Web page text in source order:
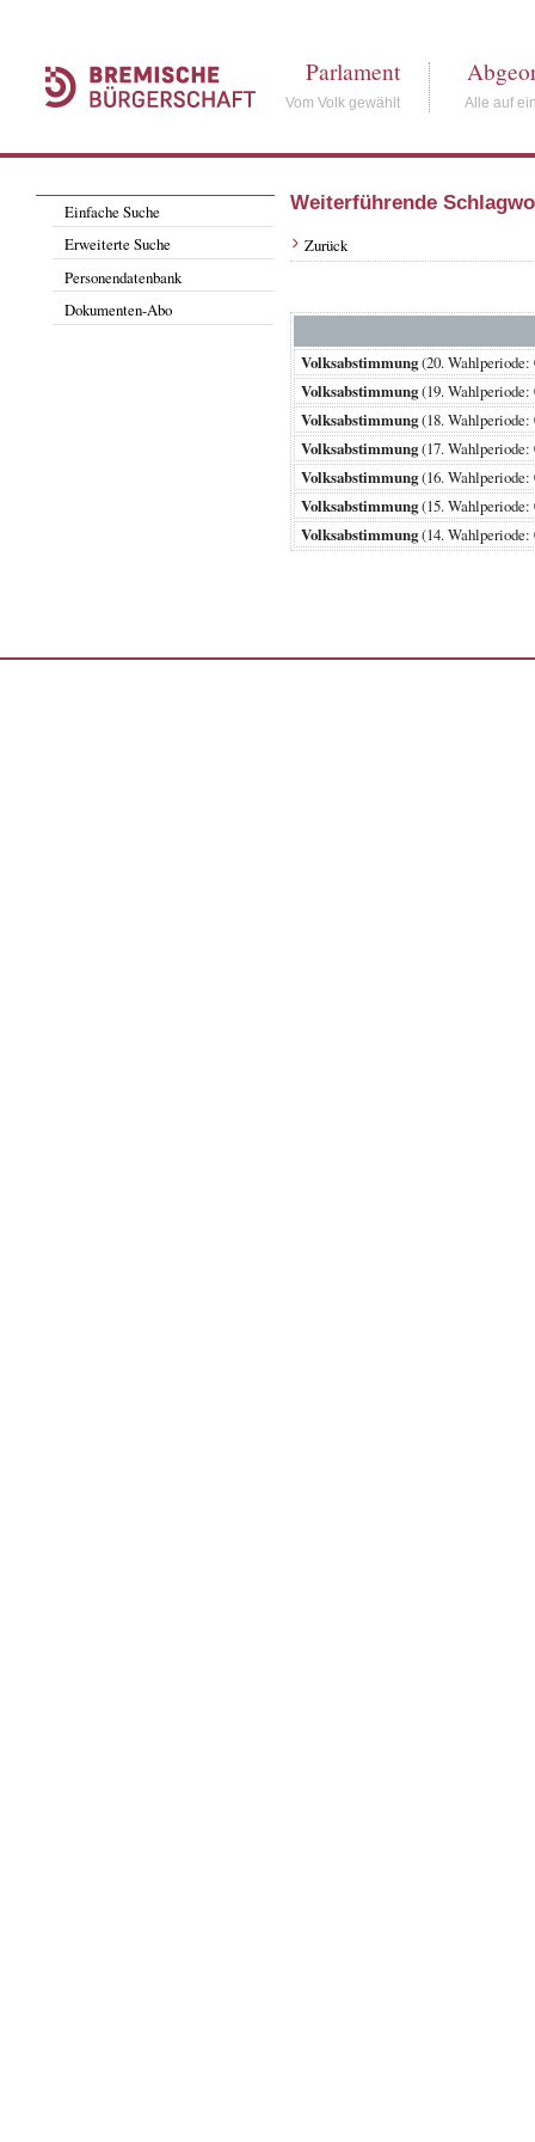
Parlament
Vom Volk gewählt Alle auf
Einfache Suche
Erweiterte Suche
Personendatenbank
Dokumenten-Abo
Weiterführende
Zurück
Volksabstimmung(20.
Volksabstimmung(19.
Volksabstimmung(18.
Volksabstimmung(17.
Volksabstimmung(16.
Volksabstimmung(15.
Volksabstimmung(14.